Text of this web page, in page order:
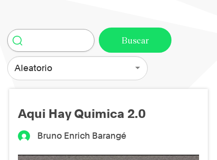
Aleatorio
Aqui Hay Quimica 2.0
Bruno Enrich Barangé